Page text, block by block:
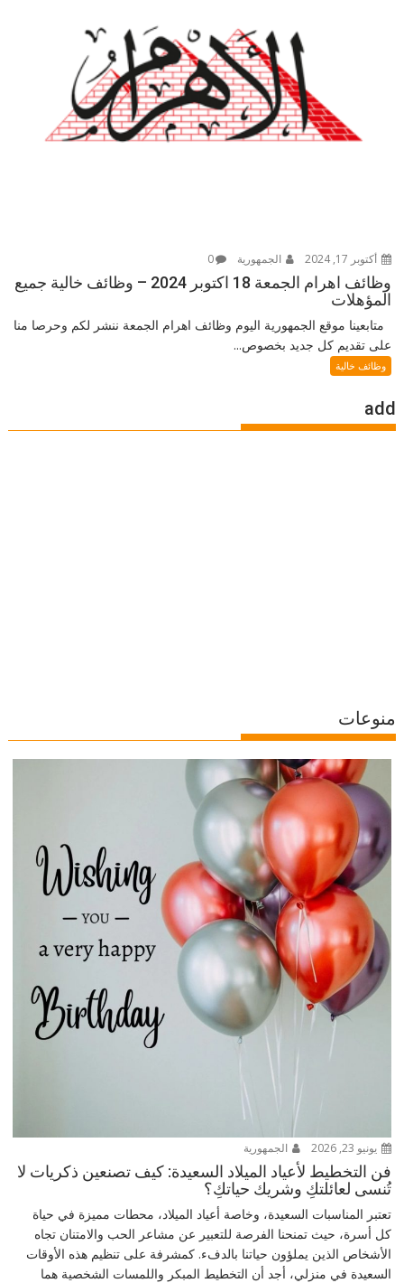
أكتوبر 17, 2024 الجمهورية 0
وظائف اهرام الجمعة 18 اكتوبر 2024 – وظائف خالية جميع
المؤهلات
متابعينا موقع الجمهورية اليوم وظائف اهرام الجمعة ننشر لكم وحرصا منا
على تقديم كل جديد بخصوص...
وظائف خالية
add
منوعات
يونيو 23, 2026 الجمهورية
فن التخطيط لأعياد الميلاد السعيدة: كيف تصنعين ذكريات لا
تُنسى لعائلتكِ وشريك حياتكِ؟
تعتبر المناسبات السعيدة، وخاصة أعياد الميلاد، محطات مميزة في حياة
كل أسرة، حيث تمنحنا الفرصة للتعبير عن مشاعر الحب والامتنان تجاه
الأشخاص الذين يملؤون حياتنا بالدفء. كمشرفة على تنظيم هذه الأوقات
السعيدة في منزلي، أجد أن التخطيط المبكر واللمسات الشخصية هما